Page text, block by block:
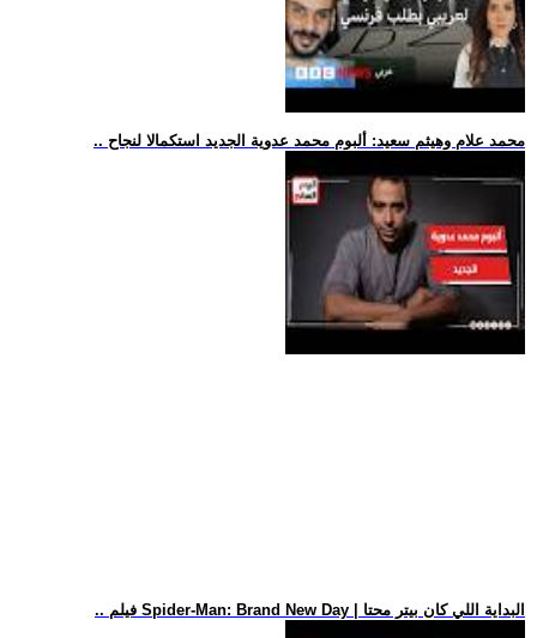
.. محمد علام وهيثم سعيد: ألبوم محمد عدوية الجديد استكمالا لنجاح
.. فيلم Spider-Man: Brand New Day | البداية اللي كان بيتر محتا